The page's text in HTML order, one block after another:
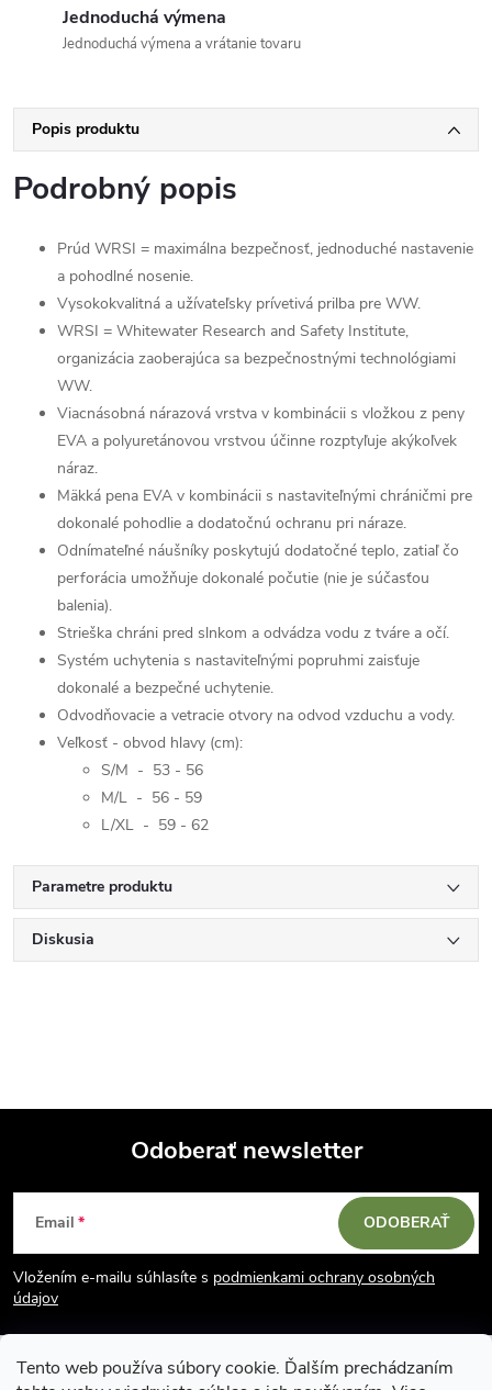
Tento web používa súbory cookie. Ďalším prechádzaním
Jednoduchá výmena
Jednoduchá výmena a vrátanie tovaru
Popis produktu
Podrobný popis
Prúd WRSI = maximálna bezpečnosť, jednoduché nastavenie
a pohodlné nosenie.
Vysokokvalitná a užívateľsky prívetivá prilba pre WW.
WRSI = Whitewater Research and Safety Institute,
organizácia zaoberajúca sa bezpečnostnými technológiami
WW.
Viacnásobná nárazová vrstva v kombinácii s vložkou z peny
EVA a polyuretánovou vrstvou účinne rozptyľuje akýkoľvek
náraz.
Mäkká pena EVA v kombinácii s nastaviteľnými chráničmi pre
dokonalé pohodlie a dodatočnú ochranu pri náraze.
Odnímateľné náušníky poskytujú dodatočné teplo, zatiaľ čo
perforácia umožňuje dokonalé počutie (nie je súčasťou
balenia).
Strieška chráni pred slnkom a odvádza vodu z tváre a očí.
Systém uchytenia s nastaviteľnými popruhmi zaisťuje
dokonalé a bezpečné uchytenie.
Odvodňovacie a vetracie otvory na odvod vzduchu a vody.
Veľkosť - obvod hlavy (cm):
S/M - 53 - 56
M/L - 56 - 59
L/XL - 59 - 62
Parametre produktu
Diskusia
Z
á
p
ä
Odoberať newsletter
Email
Vložením e-mailu súhlasíte s podmienkami ochrany osobných
údajov
ODOBERAŤ